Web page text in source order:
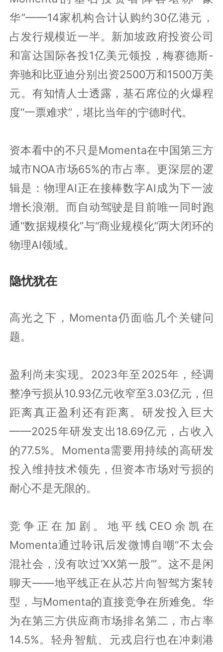
华”——14家机构合计认购约30亿港元，
占发行规模近一半。新加坡政府投资公司
和富达国际各投1亿美元领投，梅赛德斯-
奔驰和比亚迪分别出资2500万和1500万美
元。有知情人士透露，基石席位的火爆程
度“一票难求”，堪比当年的宁德时代。
资本看中的不只是Momenta在中国第三方
城市NOA市场65%的市占率。更深层的逻
辑是：物理AI正在接棒数字AI成为下一波
增长浪潮。而自动驾驶是目前唯一同时跑
通“数据规模化”与“商业规模化”两大闭环的
物理AI领域。
隐忧犹在
高光之下，Momenta仍面临几个关键问
题。
盈利尚未实现。2023年至2025年，经调
整净亏损从10.93亿元收窄至3.03亿元，但
距离真正盈利还有距离。研发投入巨大
——2025年研发支出18.69亿元，占收入
的77.5%。Momenta需要用持续的高研发
投入维持技术领先，但资本市场对亏损的
耐心不是无限的。
竞争正在加剧。地平线CEO余凯在
Momenta通过聆讯后发微博自嘲“不太会
混社会，没有吹过‘XX第一股’”。这不是闲
聊天——地平线正在从芯片向智驾方案转
型，与Momenta的直接竞争在所难免。华
为在第三方供应商市场排名第二，市占率
14.5%。轻舟智航、元戎启行也在冲刺港